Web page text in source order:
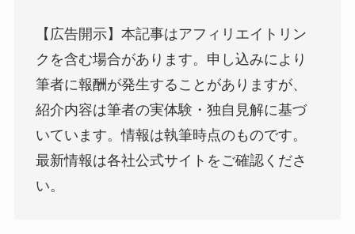
【広告開示】本記事はアフィリエイトリン
クを含む場合があります。申し込みにより
筆者に報酬が発生することがありますが、
紹介内容は筆者の実体験・独自見解に基づ
いています。情報は執筆時点のものです。
最新情報は各社公式サイトをご確認くださ
い。